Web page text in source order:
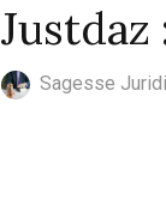
Sagesse